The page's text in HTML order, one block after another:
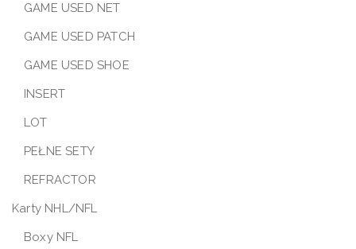
GAME USED NET
GAME USED PATCH
GAME USED SHOE
INSERT
LOT
PEŁNE SETY
REFRACTOR
Karty NHL/NFL
Boxy NFL